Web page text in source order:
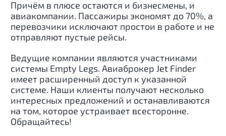
Причём в плюсе остаются и бизнесмены, и
авиакомпании. Пассажиры экономят до 70%, а
перевозчики исключают простои в работе и не
отправляют пустые рейсы.
Ведущие компании являются участниками
системы Empty Legs. Авиаброкер Jet Finder
имеет расширенный доступ к указанной
системе. Наши клиенты получают несколько
интересных предложений и останавливаются
на том, которое устраивает всесторонне.
Обращайтесь!